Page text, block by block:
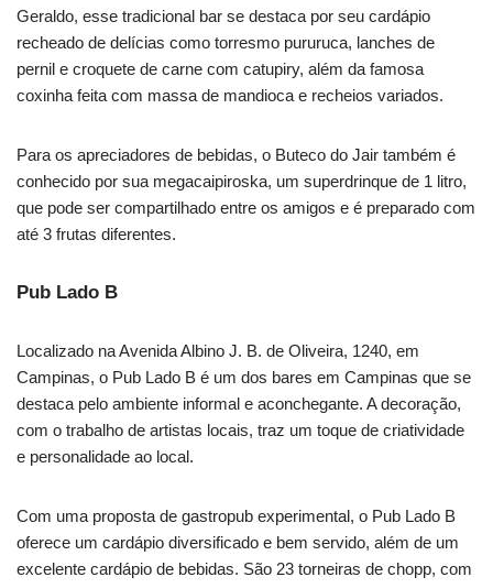
Geraldo, esse tradicional bar se destaca por seu cardápio
recheado de delícias como torresmo pururuca, lanches de
pernil e croquete de carne com catupiry, além da famosa
coxinha feita com massa de mandioca e recheios variados.
Para os apreciadores de bebidas, o Buteco do Jair também é
conhecido por sua megacaipiroska, um superdrinque de 1 litro,
que pode ser compartilhado entre os amigos e é preparado com
até 3 frutas diferentes.
Pub Lado B
Localizado na Avenida Albino J. B. de Oliveira, 1240, em
Campinas, o Pub Lado B é um dos bares em Campinas que se
destaca pelo ambiente informal e aconchegante. A decoração,
com o trabalho de artistas locais, traz um toque de criatividade
e personalidade ao local.
Com uma proposta de gastropub experimental, o Pub Lado B
oferece um cardápio diversificado e bem servido, além de um
excelente cardápio de bebidas. São 23 torneiras de chopp, com